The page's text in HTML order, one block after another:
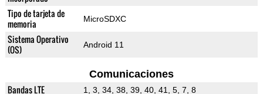
Tipo de tarjeta de
memoria
MicroSDXC
Sistema Operativo
(OS)
Android 11
Comunicaciones
Bandas LTE 1, 3, 34, 38, 39, 40, 41, 5, 7, 8